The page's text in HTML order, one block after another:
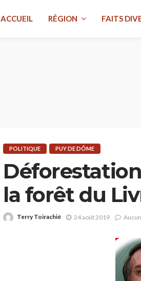
ACCUEIL RÉGION FAITS
POLITIQUE PUY DE DÔME
la forêt du
Terry Toirachié 24 août 2019